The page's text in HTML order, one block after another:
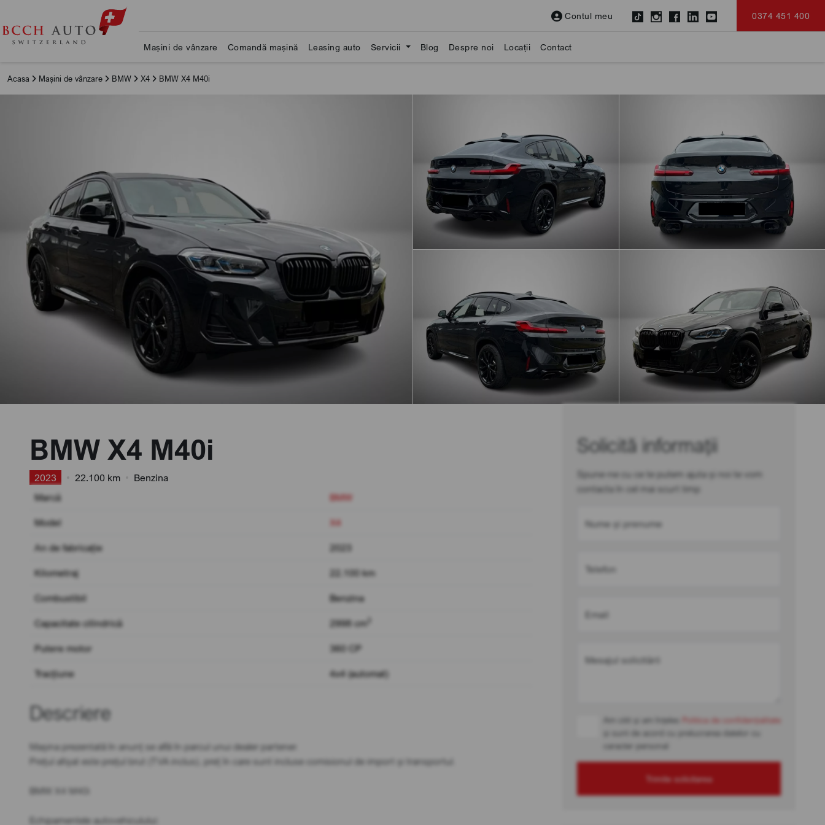
Contul meu 0374 451 400
Mașini de vânzare Comandă mașină Leasing auto Servicii Blog Despre noi Locații Contact
Acasa Mașini de vânzare BMW X4 BMW X4 M40i
BMW X4 M40i
2023 22.100 km
Benzina
Marcă
BMW
Model X4
An de fabricație 2023
Kilometraj 22.100 km
Combustibil Benzina
Capacitate cilindrică 2998 cm
Putere motor 360 CP
Tracțiune 4x4 (automat)
Descriere
Mașina prezentată în anunț se află în parcul unui dealer partener.
Prețul afișat este prețul brut (TVA inclus), preț în care sunt incluse comisionul de import și transportul.
BMW X4 M40i
Echipamentele autovehiculului:
Solicită informații
Spune-ne cu ce te putem ajuta și noi te vom
contacta în cel mai scurt timp
Nume și prenume
Telefon
Email
Mesajul solicitării
Am citit și am înțeles
Politica de confidențialitate
și sunt de acord cu prelucrarea datelor cu
caracter personal
Trimite solicitarea